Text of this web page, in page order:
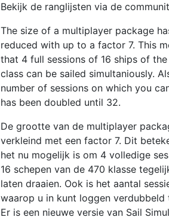
Bekijk de ranglijsten via de
The size of a multiplayer package
reduced with up to a factor 7. This
that 4 full sessions of 16 ships of
class can be sailed simultaniously.
number of sessions on which you
has been doubled until 32.
De grootte van de multiplayer
verkleind met een factor 7. Dit
het nu mogelijk is om 4 volledige
16 schepen van de 470 klasse
laten draaien. Ook is het aantal
waarop u in kunt loggen verdubbeld
Er is een nieuwe versie van Sail